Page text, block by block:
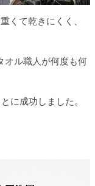
くて乾きにくく、
オル職人が何度も何
に成功しました。